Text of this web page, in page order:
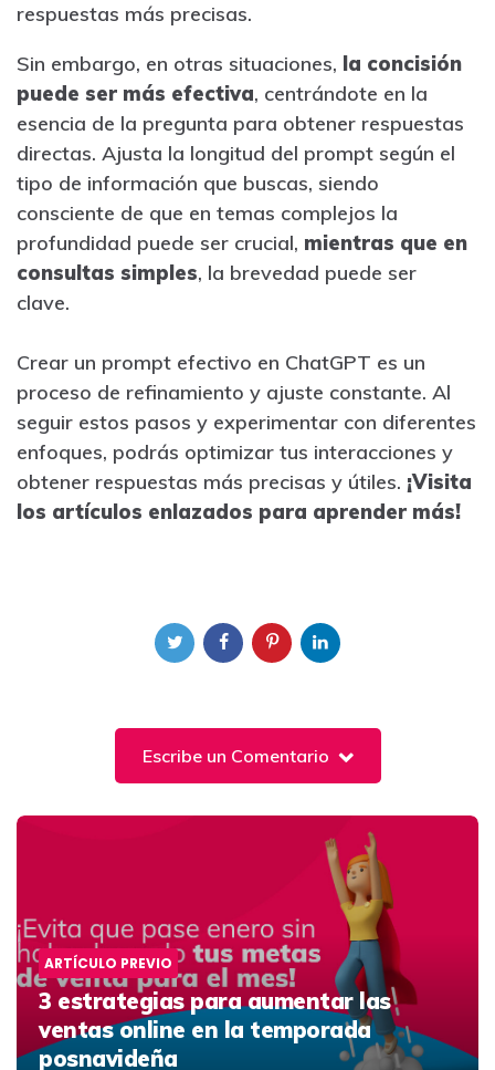
respuestas más precisas.
Sin embargo, en otras situaciones, la concisión
puede ser más efectiva, centrándote en la
esencia de la pregunta para obtener respuestas
directas. Ajusta la longitud del prompt según el
tipo de información que buscas, siendo
consciente de que en temas complejos la
profundidad puede ser crucial, mientras que en
consultas simples, la brevedad puede ser
clave.
Crear un prompt efectivo en ChatGPT es un
proceso de refinamiento y ajuste constante. Al
seguir estos pasos y experimentar con diferentes
enfoques, podrás optimizar tus interacciones y
obtener respuestas más precisas y útiles. ¡Visita
los artículos enlazados para aprender más!
Escribe un Comentario
Post
ARTÍCULO PREVIO
3 estrategias para aumentar las
ventas online en la temporada
posnavideña